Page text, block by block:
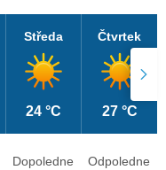
Středa
24 °C
Čtvrtek
27 °C
Dopoledne
Odpoledne